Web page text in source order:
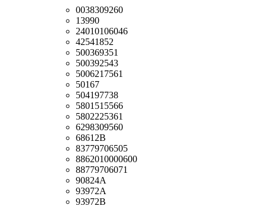
0038309260
13990
24010106046
42541852
500369351
500392543
5006217561
50167
504197738
5801515566
5802225361
6298309560
68612B
83779706505
8862010000600
88779706071
90824A
93972A
93972B